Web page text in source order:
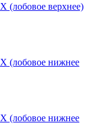
(лобовое верхнее)
(лобовое нижнее
(лобовое нижнее